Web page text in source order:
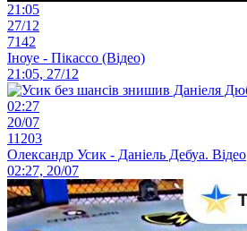
21:05
27/12
7142
Іноуе - Пікассо (Відео)
21:05, 27/12
02:27
20/07
11203
Олександр Усик - Даніель Дебуа. Відео
02:27, 20/07